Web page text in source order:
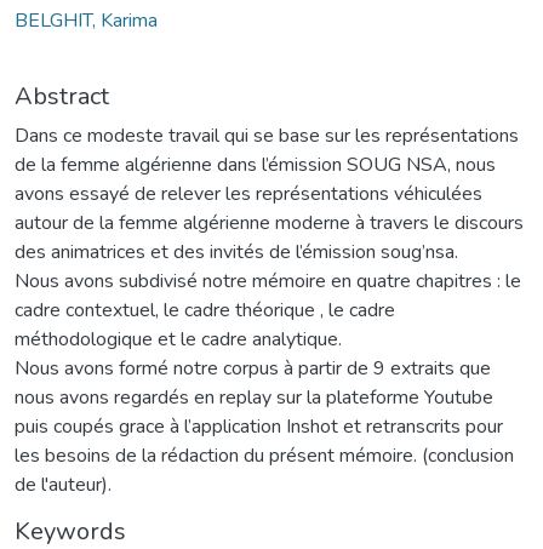
BELGHIT, Karima
Abstract
Dans ce modeste travail qui se base sur les représentations
de la femme algérienne dans l’émission SOUG NSA, nous
avons essayé de relever les représentations véhiculées
autour de la femme algérienne moderne à travers le discours
des animatrices et des invités de l’émission soug’nsa.
Nous avons subdivisé notre mémoire en quatre chapitres : le
cadre contextuel, le cadre théorique , le cadre
méthodologique et le cadre analytique.
Nous avons formé notre corpus à partir de 9 extraits que
nous avons regardés en replay sur la plateforme Youtube
puis coupés grace à l’application Inshot et retranscrits pour
les besoins de la rédaction du présent mémoire. (conclusion
de l'auteur).
Keywords